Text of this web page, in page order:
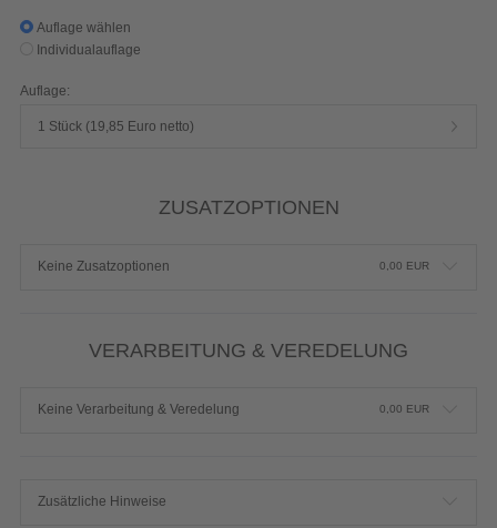
Auflage wählen
Individualauflage
Auflage:
1 Stück (19,85 Euro netto)
ZUSATZOPTIONEN
Keine Zusatzoptionen 0,00 EUR
VERARBEITUNG & VEREDELUNG
Keine Verarbeitung & Veredelung 0,00 EUR
Zusätzliche Hinweise